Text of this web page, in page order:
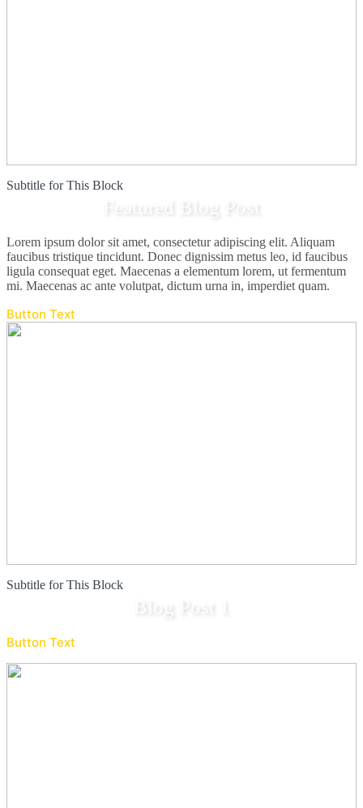
Subtitle for This Block
Lorem ipsum dolor sit amet, consectetur adipiscing elit. Aliquam
faucibus tristique tincidunt. Donec dignissim metus leo, id faucibus
ligula consequat eget. Maecenas a elementum lorem, ut fermentum
mi. Maecenas ac ante volutpat, dictum urna in, imperdiet quam.
Button Text
Subtitle for This Block
Button Text